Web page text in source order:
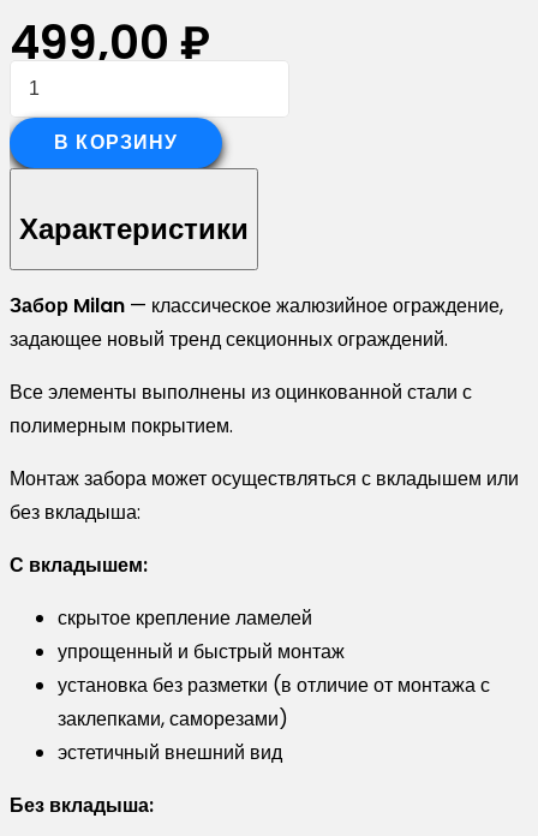
499,00 ₽
Количество
Стойка
жалюзи
0,45
Drap
TX
RAL
9003
(1,8м)
В КОРЗИНУ
Характеристики
Забор Milan — классическое жалюзийное ограждение,
задающее новый тренд секционных ограждений.
Все элементы выполнены из оцинкованной стали с
полимерным покрытием.
Монтаж забора может осуществляться с вкладышем или
без вкладыша:
С вкладышем:
скрытое крепление ламелей
упрощенный и быстрый монтаж
установка без разметки (в отличие от монтажа с
заклепками, саморезами)
эстетичный внешний вид
Без вкладыша: